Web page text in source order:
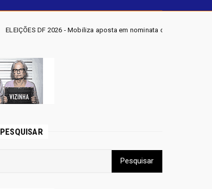
aposta em nominata completa e mira eleger três deputados
PESQUISAR